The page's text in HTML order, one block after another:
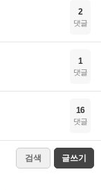
2
댓글
1
댓글
16
댓글
검색 글쓰기